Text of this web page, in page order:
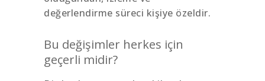
değerlendirme süreci kişiye özeldir.
Bu değişimler herkes için
geçerli midir?